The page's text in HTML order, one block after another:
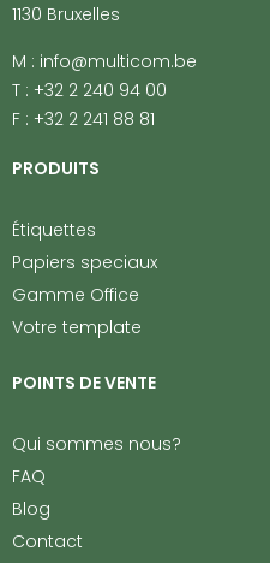
1130 Bruxelles
M : info@multicom.be
T : +32 2 240 94 00
F : +32 2 241 88 81
PRODUITS
Étiquettes
Papiers speciaux
Gamme Office
Votre template
POINTS DE VENTE
Qui sommes nous?
FAQ
Blog
Contact